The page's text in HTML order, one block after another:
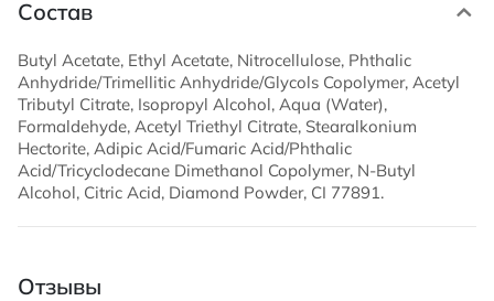
Состав
Butyl Acetate, Ethyl Acetate, Nitrocellulose, Phthalic
Anhydride/Trimellitic Anhydride/Glycols Copolymer, Acetyl
Tributyl Citrate, Isopropyl Alcohol, Aqua (Water),
Formaldehyde, Acetyl Triethyl Citrate, Stearalkonium
Hectorite, Adipic Acid/Fumaric Acid/Phthalic
Acid/Tricyclodecane Dimethanol Copolymer, N-Butyl
Alcohol, Citric Acid, Diamond Powder, CI 77891.
Отзывы